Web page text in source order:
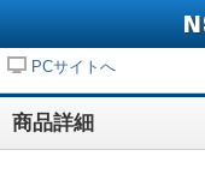
PCサイトへ
商品詳細